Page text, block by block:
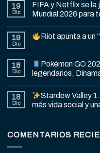
19
Dic
FIFA y Netflix se la
Mundial 2026 para
19
Dic
Riot apunta a un
18
Dic
Pokémon GO
legendarios,
18
Dic
Stardew Valley
más vida social y
COMENTARIOS